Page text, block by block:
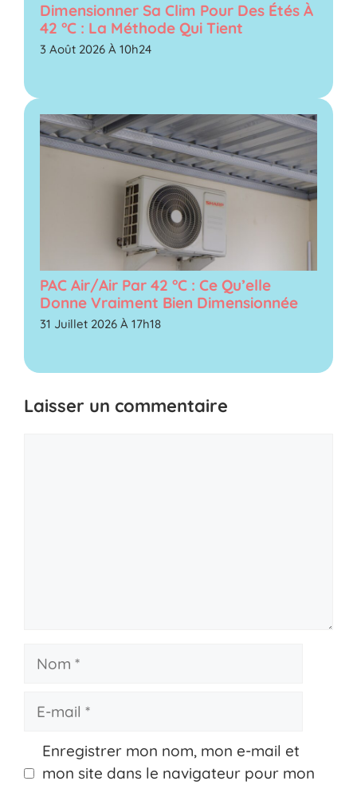
Dimensionner Sa Clim Pour Des Étés À
42 °C : La Méthode Qui Tient
3 Août 2026 À 10h24
PAC Air/air Par 42 °C : Ce Qu’elle
Donne Vraiment Bien Dimensionnée
31 Juillet 2026 À 17h18
Laisser un commentaire
Nom
Enregistrer mon nom, mon e-mail et
mon site dans le navigateur pour mon